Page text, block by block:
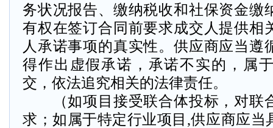
务状况报告、缴纳税收和社保资金缴
有权在签订合同前要求成交人提供相
人承诺事项的真实性。供应商应当遵
得作出虚假承诺，承诺不实的，属
交，依法追究相关的法律责任。
（如项目接受联合体投标，对联
求；如属于特定行业项目,供应商应当